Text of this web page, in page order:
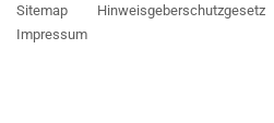
Sitemap Hinweisgeberschutzgesetz
Impressum